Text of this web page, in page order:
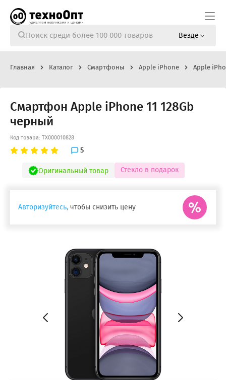
Везде
Главная Каталог Смартфоны Apple iPhone Apple
Смартфон Apple iPhone 11 128Gb
черный
Код товара: ТХ000010828
5
Оригинальный товар Стекло в подарок
Авторизуйтесь, чтобы снизить цену